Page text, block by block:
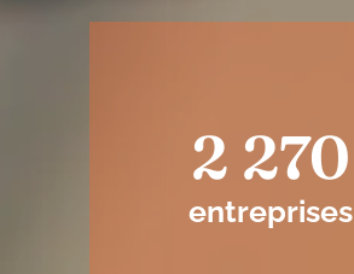
2 270
entreprises